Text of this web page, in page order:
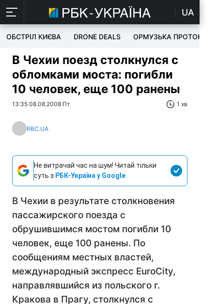
UA
ОБСТРІЛ КИЄВА DRONE DEALS ОРМУЗЬКА ПРОТОКА
В Чехии поезд столкнулся с
обломками моста: погибли
10 человек, еще 100 ранены
13:35 08.08.2008 Пт 1 хв
RBC.UA
Не витрачай час на шум! Читай тільки
суть з РБК-Україна у Google
В Чехии в результате столкновения
пассажирского поезда с
обрушившимся мостом погибли 10
человек, еще 100 ранены. По
сообщениям местных властей,
международный экспресс EuroCity,
направлявшийся из польского г.
Кракова в Прагу, столкнулся с